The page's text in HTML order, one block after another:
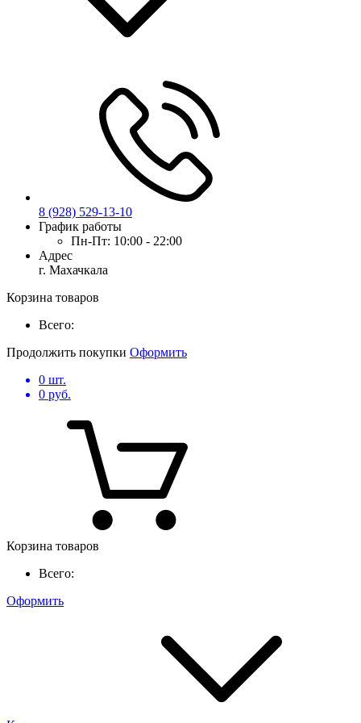
8 (928) 529-13-10
График работы
Пн-Пт: 10:00 - 22:00
Адрес
г. Махачкала
Корзина товаров
Всего:
Продолжить покупки Оформить
0 шт.
0 руб.
Корзина товаров
Всего:
Оформить